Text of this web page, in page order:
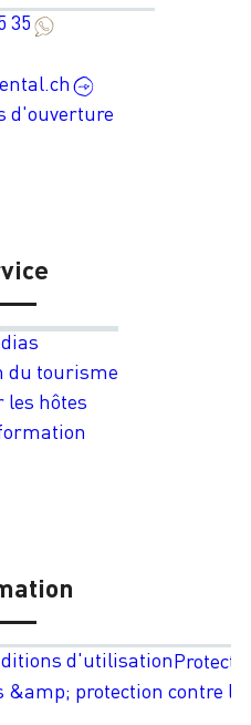
35
d'ouverture
du tourisme
les hôtes
d'utilisation
&amp; protection contre